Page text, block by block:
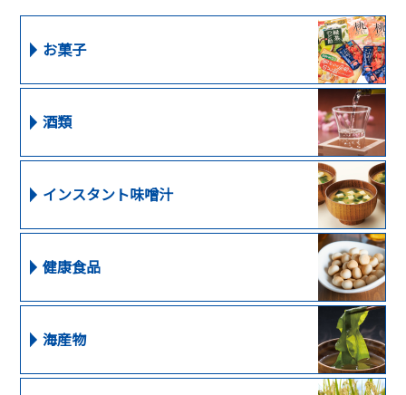
お菓子
酒類
インスタント味噌汁
健康食品
海産物